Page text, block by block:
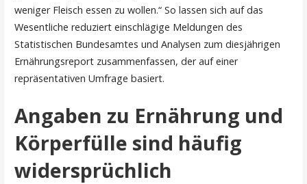
weniger Fleisch essen zu wollen.“ So lassen sich auf das
Wesentliche reduziert einschlägige Meldungen des
Statistischen Bundesamtes und Analysen zum diesjährigen
Ernährungsreport zusammenfassen, der auf einer
repräsentativen Umfrage basiert.
Angaben zu Ernährung und
Körperfülle sind häufig
widersprüchlich